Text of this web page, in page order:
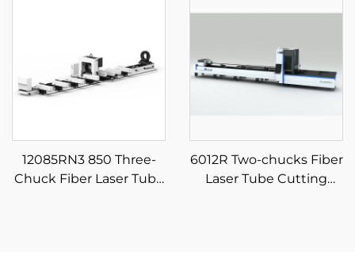
12085RN3 850 Three-
Chuck Fiber Laser Tube
6012R Two-chucks Fiber
Laser Tube Cutting